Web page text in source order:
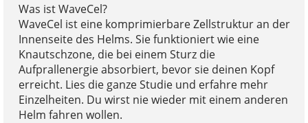
Was ist WaveCel?
WaveCel ist eine komprimierbare Zellstruktur an der
Innenseite des Helms. Sie funktioniert wie eine
Knautschzone, die bei einem Sturz die
Aufprallenergie absorbiert, bevor sie deinen Kopf
erreicht. Lies die ganze Studie und erfahre mehr
Einzelheiten. Du wirst nie wieder mit einem anderen
Helm fahren wollen.